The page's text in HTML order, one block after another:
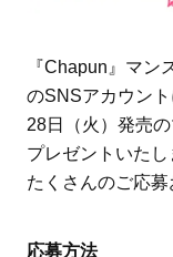
『Chapun』マン
のSNSアカウン
28日（火）発売
プレゼントいたし
たくさんのご応募
応募方法